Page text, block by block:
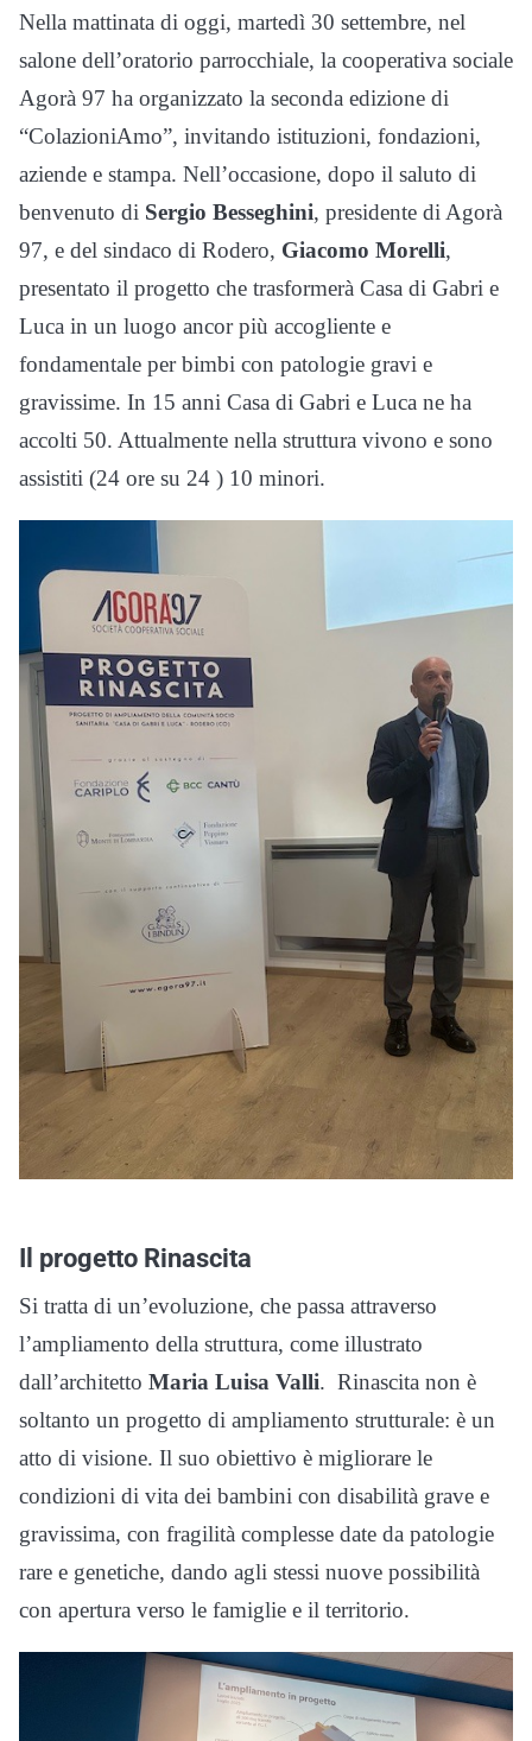
Nella mattinata di oggi, martedì 30 settembre, nel
salone dell’oratorio parrocchiale, la cooperativa sociale
Agorà 97 ha organizzato la seconda edizione di
“ColazioniAmo”, invitando istituzioni, fondazioni,
aziende e stampa. Nell’occasione, dopo il saluto di
benvenuto di Sergio Besseghini, presidente di Agorà
97, e del sindaco di Rodero, Giacomo Morelli,
presentato il progetto che trasformerà Casa di Gabri e
Luca in un luogo ancor più accogliente e
fondamentale per bimbi con patologie gravi e
gravissime. In 15 anni Casa di Gabri e Luca ne ha
accolti 50. Attualmente nella struttura vivono e sono
assistiti (24 ore su 24 ) 10 minori.
Il progetto Rinascita
Si tratta di un’evoluzione, che passa attraverso
l’ampliamento della struttura, come illustrato
dall’architetto Maria Luisa Valli. Rinascita non è
soltanto un progetto di ampliamento strutturale: è un
atto di visione. Il suo obiettivo è migliorare le
condizioni di vita dei bambini con disabilità grave e
gravissima, con fragilità complesse date da patologie
rare e genetiche, dando agli stessi nuove possibilità
con apertura verso le famiglie e il territorio.